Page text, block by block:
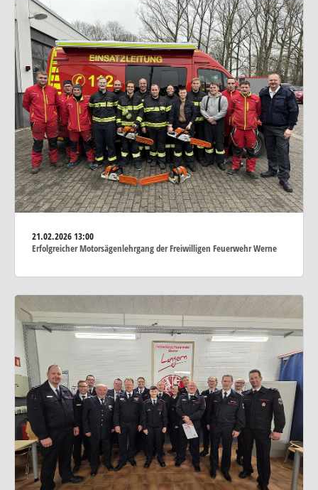
21.02.202613:00
Erfolgreicher Motorsägenlehrgang der Freiwilligen Feuerwehr Werne